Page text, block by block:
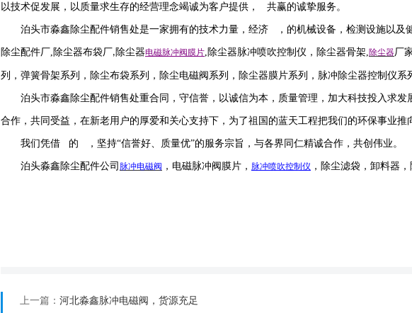
以技术促发展，以质量求生存的经营理念竭诚为客户提供， 共赢的诚挚服务。
泊头市淼鑫除尘配件销售处是一家拥有的技术力量，经济 ，的机械设备，检测设施以及
除尘配件厂, 除尘器布袋厂, 除尘器电磁脉冲阀 膜片, 除尘器脉冲喷吹控制仪 ， 除尘器骨架,除尘器厂
列，弹簧骨架系列，除尘布袋系列，除尘电磁阀系列，除尘器膜片系列，脉冲除尘器控制仪系
泊头市淼鑫除尘配件销售处重合同，守信誉，以诚信为本，质量管理，加大科技投入求
合作，共同受益，在新老用户的厚爱和关心支持下，为了祖国的蓝天工程把我们的环保事业推
我们凭借 的 ，坚持“信誉好、质量优”的服务宗旨，与各界同仁精诚合作，共创伟业。
泊头淼鑫除尘配件公司 脉冲电磁阀 ，电磁脉冲阀膜片， 脉冲喷吹控制仪 ，除尘滤袋，卸料器，
上一篇： 河北淼鑫脉冲电磁阀，货源充足